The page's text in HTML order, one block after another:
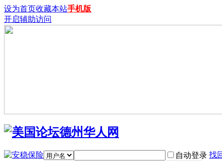
设为首页收藏本站手机版
开启辅助访问
自动登录 找